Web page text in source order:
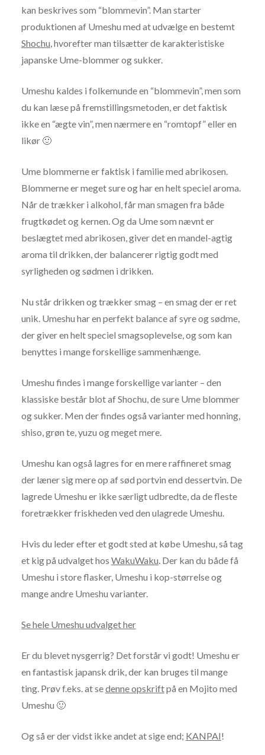
kan beskrives som “blommevin”. Man starter
produktionen af Umeshu med at udvælge en bestemt
Shochu, hvorefter man tilsætter de karakteristiske
japanske Ume-blommer og sukker.
Umeshu kaldes i folkemunde en “blommevin”, men som
du kan læse på fremstillingsmetoden, er det faktisk
ikke en “ægte vin”, men nærmere en “romtopf” eller en
likør 🙂
Ume blommerne er faktisk i familie med abrikosen.
Blommerne er meget sure og har en helt speciel aroma.
Når de trækker i alkohol, får man smagen fra både
frugtkødet og kernen. Og da Ume som nævnt er
beslægtet med abrikosen, giver det en mandel-agtig
aroma til drikken, der balancerer rigtig godt med
syrligheden og sødmen i drikken.
Nu står drikken og trækker smag – en smag der er ret
unik. Umeshu har en perfekt balance af syre og sødme,
der giver en helt speciel smagsoplevelse, og som kan
benyttes i mange forskellige sammenhænge.
Umeshu findes i mange forskellige varianter – den
klassiske består blot af Shochu, de sure Ume blommer
og sukker. Men der findes også varianter med honning,
shiso, grøn te, yuzu og meget mere.
Umeshu kan også lagres for en mere raffineret smag
der læner sig mere op af sød portvin end dessertvin. De
lagrede Umeshu er ikke særligt udbredte, da de fleste
foretrækker friskheden ved den ulagrede Umeshu.
Hvis du leder efter et godt sted at købe Umeshu, så tag
et kig på udvalget hos WakuWaku. Der kan du både få
Umeshu i store flasker, Umeshu i kop-størrelse og
mange andre Umeshu varianter.
Se hele Umeshu udvalget her
Er du blevet nysgerrig? Det forstår vi godt! Umeshu er
en fantastisk japansk drik, der kan bruges til mange
ting. Prøv f.eks. at sedenne opskriftpå en Mojito med
Umeshu 🙂
Og så er der vidst ikke andet at sige end; KANPAI!